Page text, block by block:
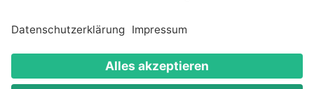
Alle genannten Produkte und Logos sind eingetragene
Warenzeichen der jeweiligen Hersteller.
Copyright © 2008 - 2026 Toys for Fun GmbH - Alle